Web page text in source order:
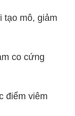
tạo mô, giảm
co cứng
điểm viêm